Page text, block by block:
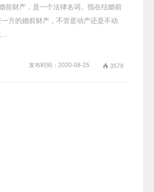
前财产，是一个法律名词。指在结婚前
方的婚前财产，不管是动产还是不动
发布时间：2020-08-25  3578